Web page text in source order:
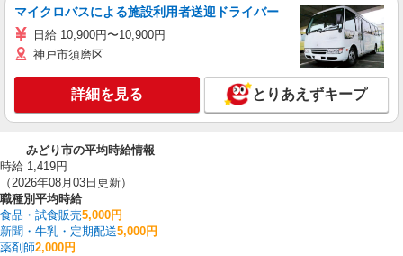
マイクロバスによる施設利用者送迎ドライバー
日給 10,900円〜10,900円
神戸市須磨区
詳細を見る とりあえずキープ
みどり市の平均時給情報
時給 1,419円
（2026年08月03日更新）
職種別平均時給
食品・試食販売5,000円
新聞・牛乳・定期配送5,000円
薬剤師2,000円